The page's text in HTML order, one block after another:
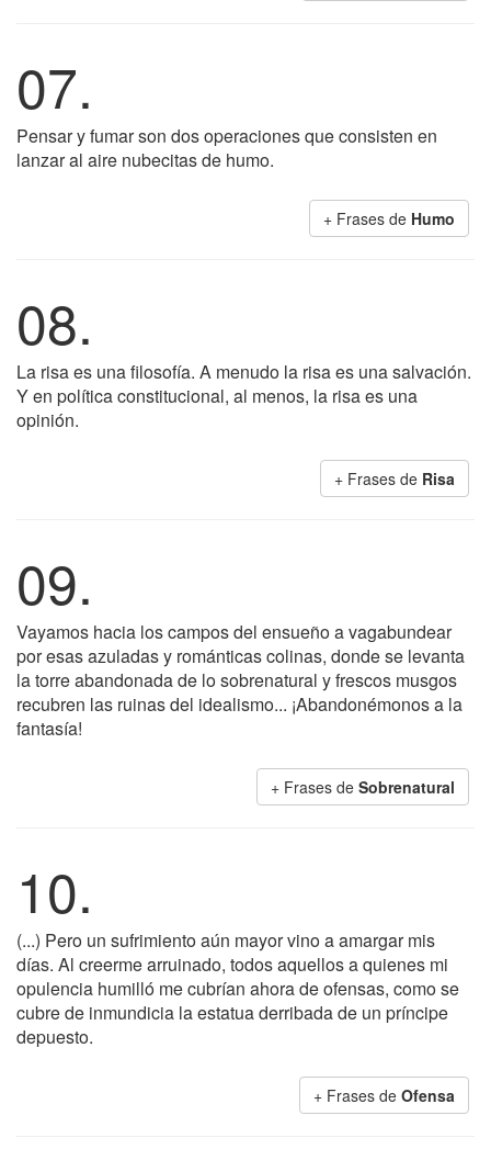
07.
Pensar y fumar son dos operaciones que consisten en
lanzar al aire nubecitas de humo.
+ Frases de Humo
08.
La risa es una filosofía. A menudo la risa es una salvación.
Y en política constitucional, al menos, la risa es una
opinión.
+ Frases de Risa
09.
Vayamos hacia los campos del ensueño a vagabundear
por esas azuladas y románticas colinas, donde se levanta
la torre abandonada de lo sobrenatural y frescos musgos
recubren las ruinas del idealismo... ¡Abandonémonos a la
fantasía!
+ Frases de Sobrenatural
10.
(...) Pero un sufrimiento aún mayor vino a amargar mis
días. Al creerme arruinado, todos aquellos a quienes mi
opulencia humilló me cubrían ahora de ofensas, como se
cubre de inmundicia la estatua derribada de un príncipe
depuesto.
+ Frases de Ofensa